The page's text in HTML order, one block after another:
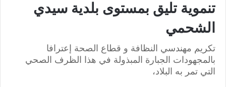
تنموية تليق بمستوى بلدية سيدي
الشحمي
تكريم مهندسي النظافة و قطاع الصحة إعترافا
بالمجهودات الجبارة المبذولة في هذا الظرف الصحي
التي تمر به البلاد،